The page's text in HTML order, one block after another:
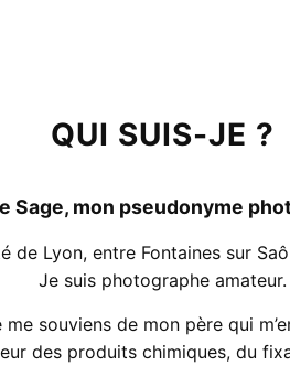
QUI SUIS-JE ?
Sage, mon pseudonyme
de Lyon, entre Fontaines sur
Je suis photographe amateur.
me souviens de mon père qui
des produits chimiques, du